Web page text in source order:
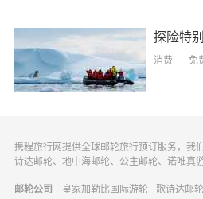
探险特
消费 免
携程旅行网提供全球邮轮旅行预订服务，我
诗达邮轮、地中海邮轮、公主邮轮、诺唯真
邮轮公司 皇家加勒比国际游轮 歌诗达邮轮